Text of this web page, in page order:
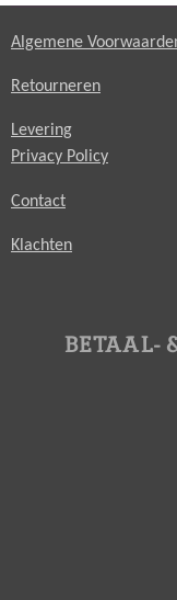
Algemene
Retourneren
Levering
Privacy Policy
Contact
Klachten
BETAAL-